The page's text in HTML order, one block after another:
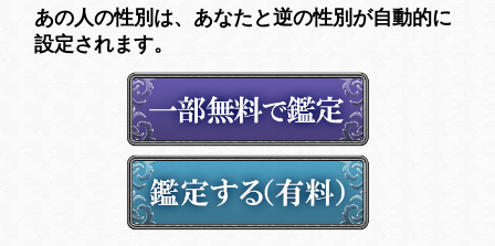
あの人の性別は、あなたと逆の性別が自動的に
設定されます。